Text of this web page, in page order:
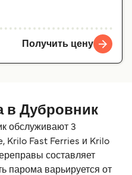
Получить цену
в Дубровник
обслуживают 3
Krilo Fast Ferries и Krilo
составляет
парома варьируется от